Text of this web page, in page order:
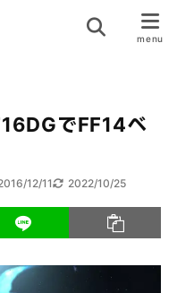
でFF14ベ
12/11 2022/10/25